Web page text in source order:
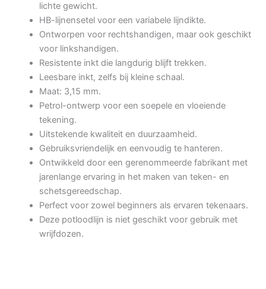
lichte gewicht.
HB-lijnensetel voor een variabele lijndikte.
Ontworpen voor rechtshandigen, maar ook geschikt
voor linkshandigen.
Resistente inkt die langdurig blijft trekken.
Leesbare inkt, zelfs bij kleine schaal.
Maat: 3,15 mm.
Petrol-ontwerp voor een soepele en vloeiende
tekening.
Uitstekende kwaliteit en duurzaamheid.
Gebruiksvriendelijk en eenvoudig te hanteren.
Ontwikkeld door een gerenommeerde fabrikant met
jarenlange ervaring in het maken van teken- en
schetsgereedschap.
Perfect voor zowel beginners als ervaren tekenaars.
Deze potloodlijn is niet geschikt voor gebruik met
wrijfdozen.